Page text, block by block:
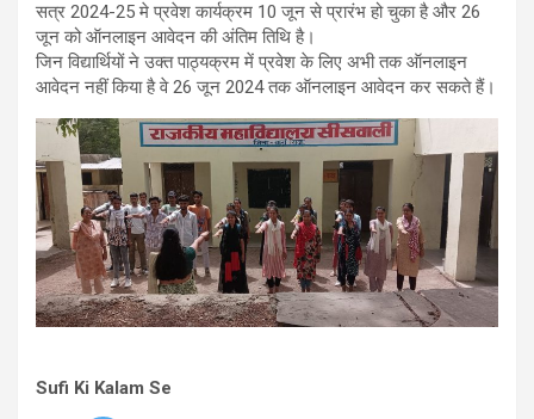
सत्र 2024-25 मे प्रवेश कार्यक्रम 10 जून से प्रारंभ हो चुका है और 26
जून को ऑनलाइन आवेदन की अंतिम तिथि है।
जिन विद्यार्थियों ने उक्त पाठ्यक्रम में प्रवेश के लिए अभी तक ऑनलाइन
आवेदन नहीं किया है वे 26 जून 2024 तक ऑनलाइन आवेदन कर सकते हैं।
Sufi Ki Kalam Se